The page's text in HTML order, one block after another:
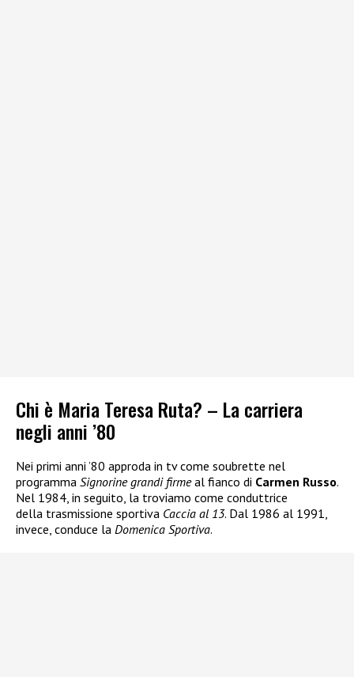
Chi è Maria Teresa Ruta? – La carriera
negli anni ’80
Nei primi anni ’80 approda in tv come soubrette nel
programma Signorine grandi firmeal fianco di Carmen Russo.
Nel 1984, in seguito, la troviamo come conduttrice
della trasmissione sportiva Caccia al 13. Dal 1986 al 1991,
invece, conduce la Domenica Sportiva.